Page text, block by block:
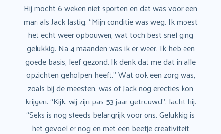
Hij mocht 6 weken niet sporten en dat was voor een
man als Jack lastig. “Mijn conditie was weg. Ik moest
het echt weer opbouwen, wat toch best snel ging
gelukkig. Na 4 maanden was ik er weer. Ik heb een
goede basis, leef gezond. Ik denk dat me dat in alle
opzichten geholpen heeft.” Wat ook een zorg was,
zoals bij de meesten, was of Jack nog erecties kon
krijgen. “Kijk, wij zijn pas 53 jaar getrouwd”, lacht hij.
“Seks is nog steeds belangrijk voor ons. Gelukkig is
het gevoel er nog en met een beetje creativiteit